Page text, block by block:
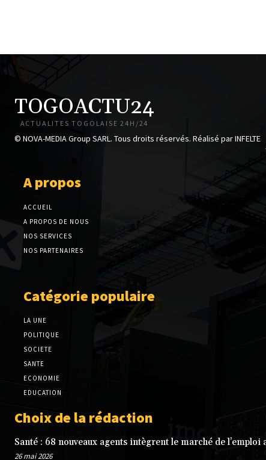
TOGOACTU24
ACTUALITES TOGOLAISE 24H/24
© NOVA-MEDIA Group SARL. Tous droits réservés. Réalisé par INFELTE
A propos
ACCUEIL
A PROPOS DE NOUS
NOS SERVICES
NOS PARTENAIRES
Catégorie populaire
LA UNE
POLITIQUE
SOCIETE
SANTE
ECONOMIE
EDUCATION
Choix de la rédaction
Santé : 68 nouveaux agents intègrent le marché de
26 mai 2026